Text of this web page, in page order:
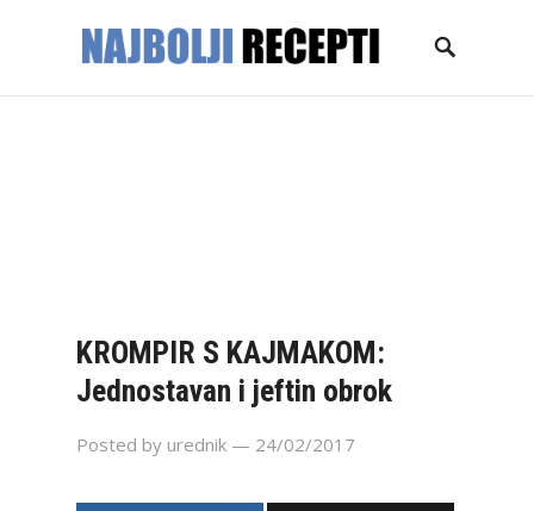
KROMPIR S KAJMAKOM:
Jednostavan i jeftin obrok
Posted by urednik — 24/02/2017